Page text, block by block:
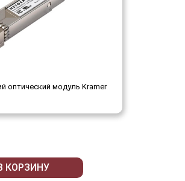
оптический модуль Kramer
КОРЗИНУ